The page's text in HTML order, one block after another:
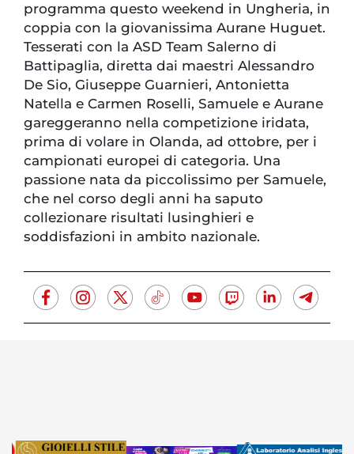
programma questo weekend in Ungheria, in
coppia con la giovanissima Aurane Huguet.
Tesserati con la ASD Team Salerno di
Battipaglia, diretta dai maestri Alessandro
De Sio, Giuseppe Guarnieri, Antonietta
Natella e Carmen Roselli, Samuele e Aurane
gareggeranno nella competizione iridata,
prima di volare in Olanda, ad ottobre, per i
campionati europei di categoria. Una
passione nata da piccolissimo per Samuele,
che nel corso degli anni ha saputo
collezionare risultati lusinghieri e
soddisfazioni in ambito nazionale.